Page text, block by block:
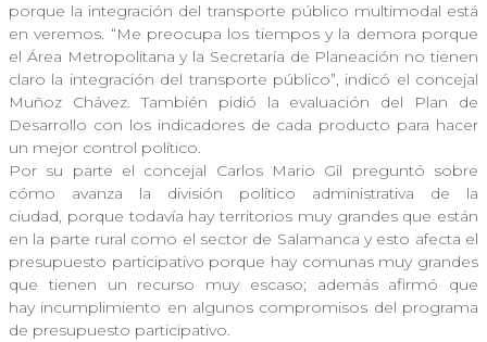
porque la integración del transporte público multimodal está
en veremos. “Me preocupa los tiempos y la demora porque
el Área Metropolitana y la Secretaría de Planeación no tienen
claro la integración del transporte público”, indicó el concejal
Muñoz Chávez. También pidió la evaluación del Plan de
Desarrollo con los indicadores de cada producto para hacer
un mejor control político.
Por su parte el concejal Carlos Mario Gil preguntó sobre
cómo avanza la división político administrativa de la
ciudad, porque todavía hay territorios muy grandes que están
en la parte rural como el sector de Salamanca y esto afecta el
presupuesto participativo porque hay comunas muy grandes
que tienen un recurso muy escaso; además afirmó que
hay incumplimiento en algunos compromisos del programa
de presupuesto participativo.